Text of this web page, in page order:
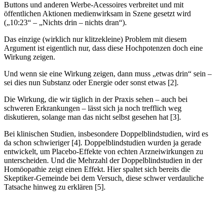
Buttons und anderen Werbe-Acessoires verbreitet und mit
öffentlichen Aktionen medienwirksam in Szene gesetzt wird
(„10:23“ – „Nichts drin – nichts dran“).
Das einzige (wirklich nur klitzekleine) Problem mit diesem
Argument ist eigentlich nur, dass diese Hochpotenzen doch eine
Wirkung zeigen.
Und wenn sie eine Wirkung zeigen, dann muss „etwas drin“ sein –
sei dies nun Substanz oder Energie oder sonst etwas [2].
Die Wirkung, die wir täglich in der Praxis sehen – auch bei
schweren Erkrankungen – lässt sich ja noch trefflich weg
diskutieren, solange man das nicht selbst gesehen hat [3].
Bei klinischen Studien, insbesondere Doppelblindstudien, wird es
da schon schwieriger [4]. Doppelblindstudien wurden ja gerade
entwickelt, um Placebo-Effekte von echten Arzneiwirkungen zu
unterscheiden. Und die Mehrzahl der Doppelblindstudien in der
Homöopathie zeigt einen Effekt. Hier spaltet sich bereits die
Skeptiker-Gemeinde bei dem Versuch, diese schwer verdauliche
Tatsache hinweg zu erklären [5].